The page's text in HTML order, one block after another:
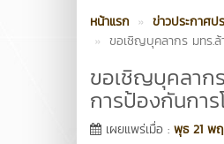
หน้าแรก ข่าวประกาศป
ขอเชิญบุคลากร มทร.ล้
ขอเชิญบุคลาก
การป้องกันการ
เผยแพร่เมื่อ : พุธ 21 พ